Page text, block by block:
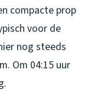
compacte prop
voor de
nog steeds
Om 04:15 uur